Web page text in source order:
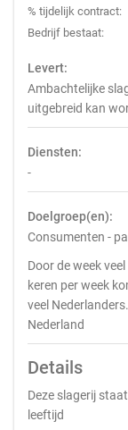
% tijdelijk contract:
Bedrijf bestaat:
Levert:
Ambachtelijke
uitgebreid kan
Diensten:
-
Doelgroep(en):
Consumenten -
Door de week
keren per week
veel
Nederland
Details
Deze slagerij
leeftijd